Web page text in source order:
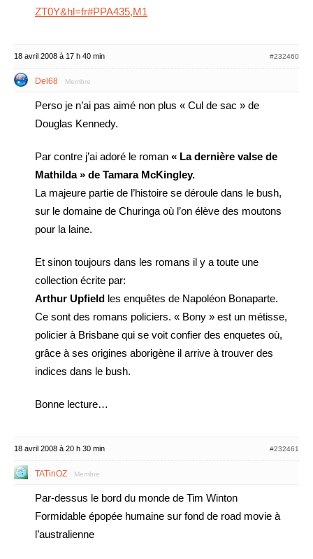
ZT0Y&hl=fr#PPA435,M1
18 avril 2008 à 17 h 40 min #232460
Del68 Membre
Perso je n’ai pas aimé non plus « Cul de sac » de
Douglas Kennedy.
Par contre j’ai adoré le roman « La dernière valse de
Mathilda » de Tamara McKingley.
La majeure partie de l’histoire se déroule dans le bush,
sur le domaine de Churinga où l’on élève des moutons
pour la laine.
Et sinon toujours dans les romans il y a toute une
collection écrite par:
Arthur Upfield les enquêtes de Napoléon Bonaparte.
Ce sont des romans policiers. « Bony » est un métisse,
policier à Brisbane qui se voit confier des enquetes où,
grâce à ses origines aborigène il arrive à trouver des
indices dans le bush.
Bonne lecture…
18 avril 2008 à 20 h 30 min #232461
TATinOZ Membre
Par-dessus le bord du monde de Tim Winton
Formidable épopée humaine sur fond de road movie à
l’australienne